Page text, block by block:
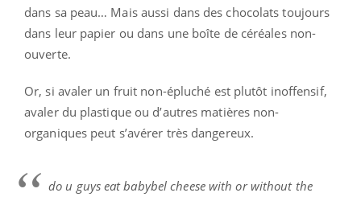
dans sa peau… Mais aussi dans des chocolats toujours
dans leur papier ou dans une boîte de céréales non-
ouverte.
Or, si avaler un fruit non-épluché est plutôt inoffensif,
avaler du plastique ou d’autres matières non-
organiques peut s’avérer très dangereux.
do u guys eat babybel cheese with or without the